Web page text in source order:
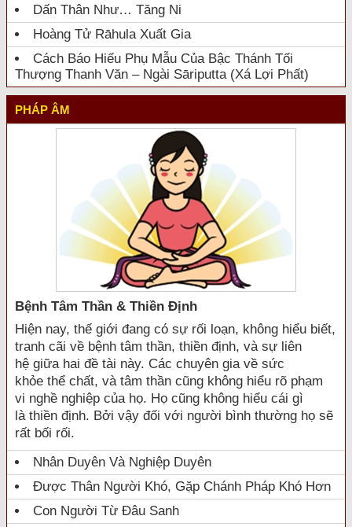
Dấn Thân Như… Tăng Ni
Hoàng Tử Rāhula Xuất Gia
Cách Báo Hiếu Phụ Mẫu Của Bậc Thánh Tối
Thượng Thanh Văn – Ngài Sāriputta (Xá Lợi Phất)
PHÁP ÂM
Bệnh Tâm Thần & Thiền Định
Hiện nay, thế giới đang có sự rối loạn, không hiểu biết,
tranh cãi về bệnh tâm thần, thiền định, và sự liên
hệ giữa hai đề tài này. Các chuyên gia về sức
khỏe thể chất, và tâm thần cũng không hiểu rõ phạm
vi nghề nghiệp của họ. Họ cũng không hiểu cái gì
là thiền định. Bởi vậy đối với người bình thường họ sẽ
rất bối rối.
Nhân Duyên Và Nghiệp Duyên
Được Thân Người Khó, Gặp Chánh Pháp Khó Hơn
Con Người Từ Đâu Sanh